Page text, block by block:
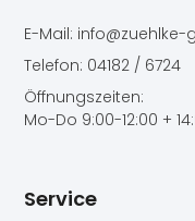
Service
E-Mail:
Telefon: 04182 / 6724
Öffnungszeiten:
Mo-Do 9:00-12:00 +